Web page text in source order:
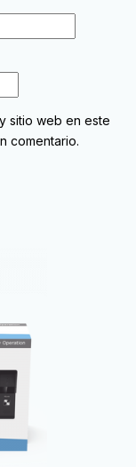
sitio web en este
comentario.